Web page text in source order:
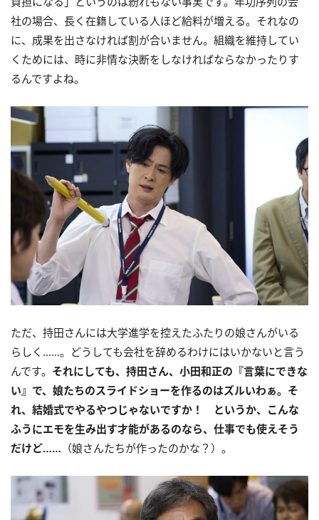
社の場合、長く在籍している人ほど給料が増える。それなの
に、成果を出さなければ割が合いません。組織を維持してい
くためには、時に非情な決断をしなければならなかったりす
るんですよね。
ただ、持田さんには大学進学を控えたふたりの娘さんがいる
らしく……。どうしても会社を辞めるわけにはいかないと言う
んです。 それにしても、持田さん、小田和正の『言葉にできな
い』で、娘たちのスライドショーを作るのはズルいわぁ。そ
れ、結婚式でやるやつじゃないですか！ というか、こんな
ふうにエモを生み出す才能があるのなら、仕事でも使えそう
だけど…… （娘さんたちが作ったのかな？）。